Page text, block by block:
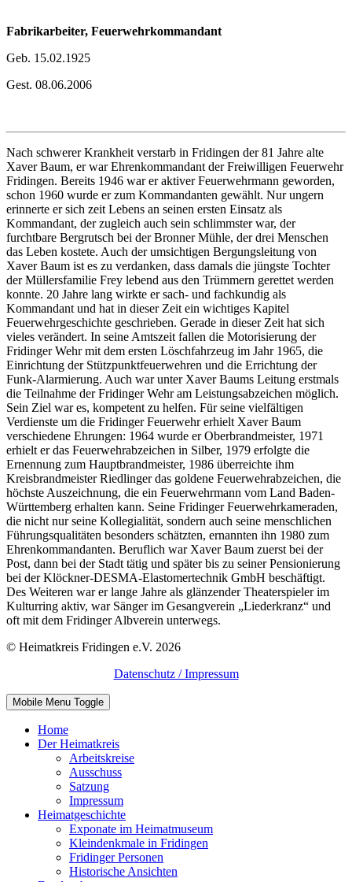
Fabrikarbeiter, Feuerwehrkommandant
Geb. 15.02.1925
Gest. 08.06.2006
Nach schwerer Krankheit verstarb in Fridingen der 81 Jahre alte
Xaver Baum, er war Ehrenkommandant der Freiwilligen Feuerwehr
Fridingen. Bereits 1946 war er aktiver Feuerwehrmann geworden,
schon 1960 wurde er zum Kommandanten gewählt. Nur ungern
erinnerte er sich zeit Lebens an seinen ersten Einsatz als
Kommandant, der zugleich auch sein schlimmster war, der
furchtbare Bergrutsch bei der Bronner Mühle, der drei Menschen
das Leben kostete. Auch der umsichtigen Bergungsleitung von
Xaver Baum ist es zu verdanken, dass damals die jüngste Tochter
der Müllersfamilie Frey lebend aus den Trümmern gerettet werden
konnte. 20 Jahre lang wirkte er sach- und fachkundig als
Kommandant und hat in dieser Zeit ein wichtiges Kapitel
Feuerwehrgeschichte geschrieben. Gerade in dieser Zeit hat sich
vieles verändert. In seine Amtszeit fallen die Motorisierung der
Fridinger Wehr mit dem ersten Löschfahrzeug im Jahr 1965, die
Einrichtung der Stützpunktfeuerwehren und die Errichtung der
Funk-Alarmierung. Auch war unter Xaver Baums Leitung erstmals
die Teilnahme der Fridinger Wehr am Leistungsabzeichen möglich.
Sein Ziel war es, kompetent zu helfen. Für seine vielfältigen
Verdienste um die Fridinger Feuerwehr erhielt Xaver Baum
verschiedene Ehrungen: 1964 wurde er Oberbrandmeister, 1971
erhielt er das Feuerwehrabzeichen in Silber, 1979 erfolgte die
Ernennung zum Hauptbrandmeister, 1986 überreichte ihm
Kreisbrandmeister Riedlinger das goldene Feuerwehrabzeichen, die
höchste Auszeichnung, die ein Feuerwehrmann vom Land Baden-
Württemberg erhalten kann. Seine Fridinger Feuerwehrkameraden,
die nicht nur seine Kollegialität, sondern auch seine menschlichen
Führungsqualitäten besonders schätzten, ernannten ihn 1980 zum
Ehrenkommandanten. Beruflich war Xaver Baum zuerst bei der
Post, dann bei der Stadt tätig und später bis zu seiner Pensionierung
bei der Klöckner-DESMA-Elastomertechnik GmbH beschäftigt.
Des Weiteren war er lange Jahre als glänzender Theaterspieler im
Kulturring aktiv, war Sänger im Gesangverein „Liederkranz“ und
oft mit dem Fridinger Albverein unterwegs.
© Heimatkreis Fridingen e.V. 2026
Datenschutz / Impressum
Mobile Menu Toggle
Home
Der Heimatkreis
Arbeitskreise
Ausschuss
Satzung
Impressum
Heimatgeschichte
Exponate im Heimatmuseum
Kleindenkmale in Fridingen
Fridinger Personen
Historische Ansichten